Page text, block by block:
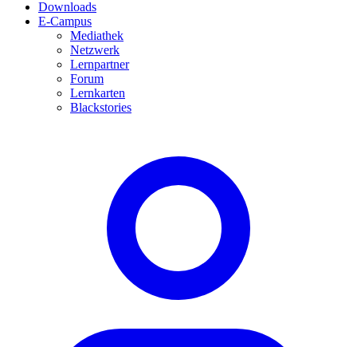
Downloads
E-Campus
Mediathek
Netzwerk
Lernpartner
Forum
Lernkarten
Blackstories